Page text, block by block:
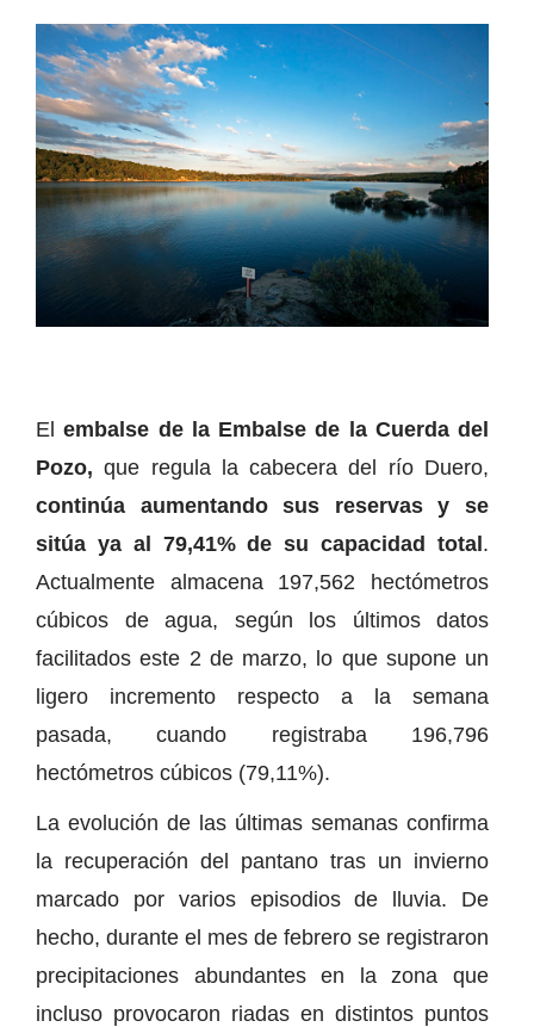
Elembalse de la Embalse de la Cuerda del
Pozo, que regula la cabecera del río Duero,
continúa aumentando sus reservas y se
sitúa ya al 79,41% de su capacidad total.
Actualmente almacena 197,562 hectómetros
cúbicos de agua, según los últimos datos
facilitados este 2 de marzo, lo que supone un
ligero incremento respecto a la semana
pasada, cuando registraba 196,796
hectómetros cúbicos (79,11%).
La evolución de las últimas semanas confirma
la recuperación del pantano tras un invierno
marcado por varios episodios de lluvia. De
hecho, durante el mes de febrero se registraron
precipitaciones abundantes en la zona que
incluso provocaron riadas en distintos puntos